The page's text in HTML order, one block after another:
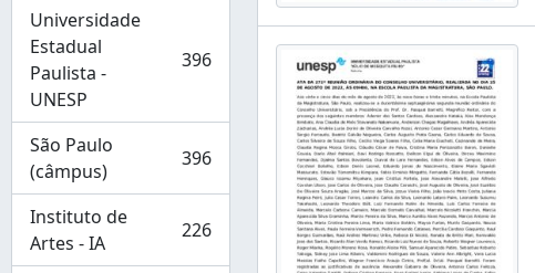
Universidade
Estadual
Paulista -
UNESP
, 396 resultados 396
São Paulo
(câmpus)
, 396 resultados 396
Instituto de
Artes - IA
, 226 resultados 226